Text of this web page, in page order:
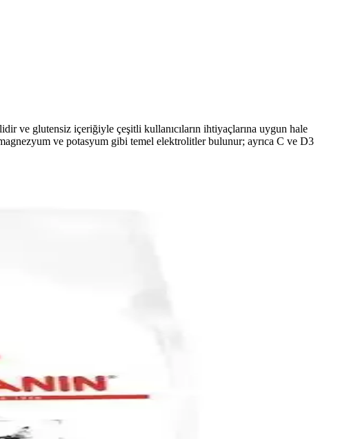
ve glutensiz içeriğiyle çeşitli kullanıcıların ihtiyaçlarına uygun hale
ve potasyum gibi temel elektrolitler bulunur; ayrıca C ve D3
vitamin ve enerji bileşenleriyle antrenman sonrası toparlanmayı
önler ve susuzluğu engeller.
ve hidrasyonu destekler.